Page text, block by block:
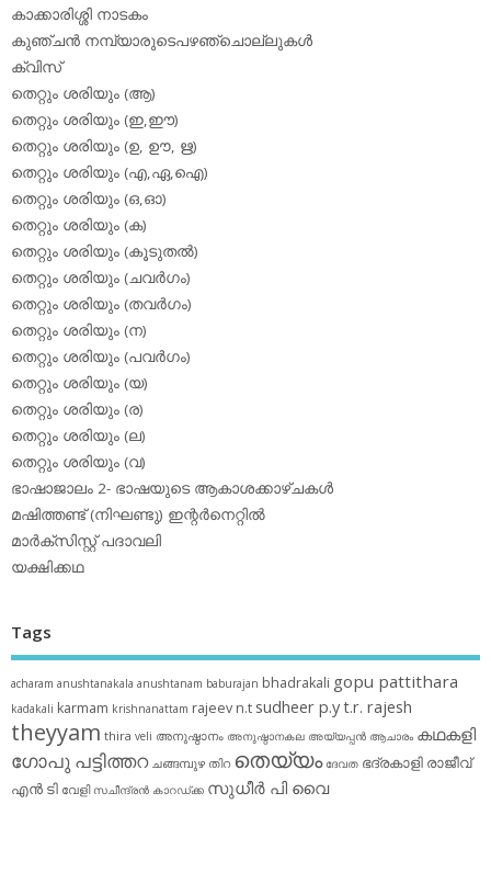
കാക്കാരിശ്ശി നാടകം
കുഞ്ചന്‍ നമ്പ്യാരുടെപഴഞ്ചൊല്ലുകള്‍
ക്വിസ്
തെറ്റും ശരിയും (ആ)
തെറ്റും ശരിയും (ഇ,ഈ)
തെറ്റും ശരിയും (ഉ, ഊ, ഋ)
തെറ്റും ശരിയും (എ,ഏ,ഐ)
തെറ്റും ശരിയും (ഒ,ഓ)
തെറ്റും ശരിയും (ക)
തെറ്റും ശരിയും (കൂടുതല്‍)
തെറ്റും ശരിയും (ചവര്‍ഗം)
തെറ്റും ശരിയും (തവര്‍ഗം)
തെറ്റും ശരിയും (ന)
തെറ്റും ശരിയും (പവര്‍ഗം)
തെറ്റും ശരിയും (യ)
തെറ്റും ശരിയും (ര)
തെറ്റും ശരിയും (ല)
തെറ്റും ശരിയും (വ)
ഭാഷാജാലം 2- ഭാഷയുടെ ആകാശക്കാഴ്ചകള്‍
മഷിത്തണ്ട് (നിഘണ്ടു) ഇന്റര്‍നെറ്റില്‍
മാര്‍ക്‌സിസ്റ്റ് പദാവലി
യക്ഷിക്കഥ
Tags
acharam anushtanakala anushtanam baburajan bhadrakali gopu pattithara
kadakali karmam krishnanattam rajeev n.t sudheer p.yt.r. rajesh
theyyam thira veli അനുഷ്ഠാനം അനുഷ്ഠാനകല അയ്യപ്പന്‍ ആചാരം കഥകളി
ഗോപു പട്ടിത്തറ ചങ്ങമ്പുഴ തിറ തെയ്യം ദേവത ഭദ്രകാളി രാജീവ്
എൻ ടി വേളി സചീന്ദ്രന്‍ കാറഡ്ക്ക സുധീര്‍ പി വൈ